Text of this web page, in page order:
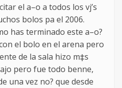
el a–o a todos los vj’s
bolos pa el 2006.
has terminado este a–o?
el bolo en el arena pero
de la sala hizo m‡s
pero fue todo benne,
una vez no? que desde